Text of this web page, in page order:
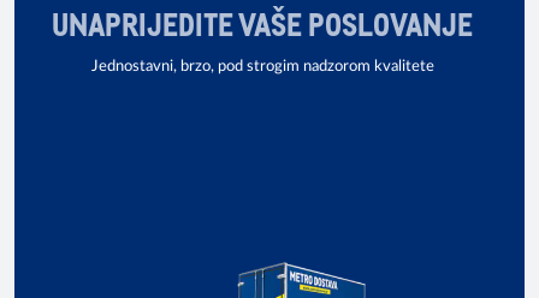
UNAPRIJEDITE VAŠE POSLOVANJE
Jednostavni, brzo, pod strogim nadzorom kvalitete